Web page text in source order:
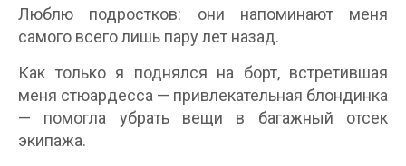
Люблю подростков: они напоминают меня
самого всего лишь пару лет назад.
Как только я поднялся на борт, встретившая
меня стюардесса — привлекательная блондинка
— помогла убрать вещи в багажный отсек
экипажа.